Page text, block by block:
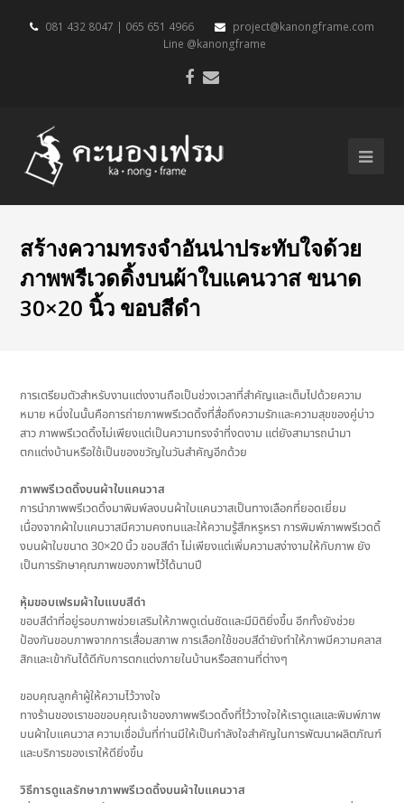
081 432 8047 | 065 651 4966
project@kanongframe.com
Line @kanongframe
สร้างความทรงจำอันน่าประทับใจด้วย
ภาพพรีเวดดิ้งบนผ้าใบแคนวาส ขนาด
30×20 นิ้ว ขอบสีดำ
การเตรียมตัวสำหรับงานแต่งงานถือเป็นช่วงเวลาที่สำคัญและเต็มไปด้วยความ
หมาย หนึ่งในนั้นคือการถ่ายภาพพรีเวดดิ้งที่สื่อถึงความรักและความสุขของคู่บ่าว
สาว ภาพพรีเวดดิ้งไม่เพียงแต่เป็นความทรงจำที่งดงาม แต่ยังสามารถนำมา
ตกแต่งบ้านหรือใช้เป็นของขวัญในวันสำคัญอีกด้วย
ภาพพรีเวดดิ้งบนผ้าใบแคนวาส
การนำภาพพรีเวดดิ้งมาพิมพ์ลงบนผ้าใบแคนวาสเป็นทางเลือกที่ยอดเยี่ยม
เนื่องจากผ้าใบแคนวาสมีความคงทนและให้ความรู้สึกหรูหรา การพิมพ์ภาพพรีเวดดิ้
งบนผ้าใบขนาด 30×20 นิ้ว ขอบสีดำ ไม่เพียงแต่เพิ่มความสง่างามให้กับภาพ ยัง
เป็นการรักษาคุณภาพของภาพไว้ได้นานปี
หุ้มขอบเฟรมผ้าใบแบบสีดำ
ขอบสีดำที่อยู่รอบภาพช่วยเสริมให้ภาพดูเด่นชัดและมีมิติยิ่งขึ้น อีกทั้งยังช่วย
ป้องกันขอบภาพจากการเสื่อมสภาพ การเลือกใช้ขอบสีดำยังทำให้ภาพมีความคลาส
สิกและเข้ากันได้ดีกับการตกแต่งภายในบ้านหรือสถานที่ต่างๆ
ขอบคุณลูกค้าผู้ให้ความไว้วางใจ
ทางร้านของเราขอขอบคุณเจ้าของภาพพรีเวดดิ้งที่ไว้วางใจให้เราดูแลและพิมพ์ภาพ
บนผ้าใบแคนวาส ความเชื่อมั่นที่ท่านมีให้เป็นกำลังใจสำคัญในการพัฒนาผลิตภัณฑ์
และบริการของเราให้ดียิ่งขึ้น
วิธีการดูแลรักษาภาพพรีเวดดิ้งบนผ้าใบแคนวาส